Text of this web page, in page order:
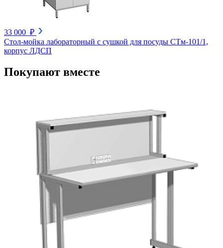
33 000 ₽
Стол-мойка лабораторный с сушкой для посуды СТм-101/1,
корпус ЛДСП
Покупают вместе